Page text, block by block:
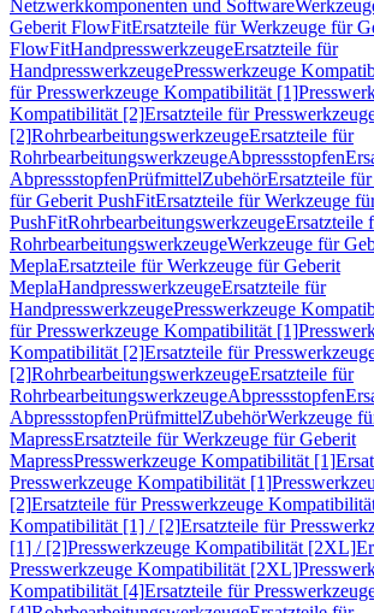
Netzwerkkomponenten und Software
Geberit FlowFitErsatzteile für Werkzeuge für
FlowFitHandpresswerkzeugeErsatzteile für
HandpresswerkzeugePresswerkzeuge
für Presswerkzeuge Kompatibilität [1]
Kompatibilität [2]Ersatzteile für
[2]RohrbearbeitungswerkzeugeErsatzteile für
RohrbearbeitungswerkzeugeAbpressstopfen
AbpressstopfenPrüfmittelZubehörErsatzteile
für Geberit PushFitErsatzteile für Werkzeuge
PushFitRohrbearbeitungswerkzeugeErsatzteile
RohrbearbeitungswerkzeugeWerkzeuge für
MeplaErsatzteile für Werkzeuge für Geberit
MeplaHandpresswerkzeugeErsatzteile für
HandpresswerkzeugePresswerkzeuge
für Presswerkzeuge Kompatibilität [1]
Kompatibilität [2]Ersatzteile für
[2]RohrbearbeitungswerkzeugeErsatzteile für
RohrbearbeitungswerkzeugeAbpressstopfen
AbpressstopfenPrüfmittelZubehörWerkzeuge
MapressErsatzteile für Werkzeuge für Geberit
MapressPresswerkzeuge Kompatibilität [1]
Presswerkzeuge Kompatibilität [1]
[2]Ersatzteile für Presswerkzeuge
Kompatibilität [1] / [2]Ersatzteile für
[1] / [2]Presswerkzeuge Kompatibilität [2XL]
Presswerkzeuge Kompatibilität [2XL]
Kompatibilität [4]Ersatzteile für